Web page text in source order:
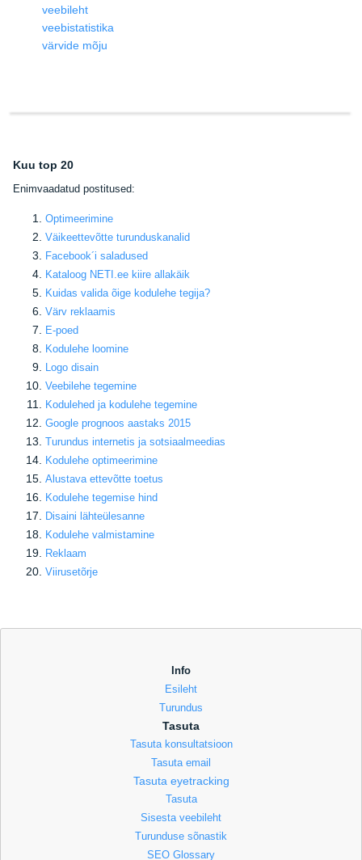
veebileht
veebistatistika
värvide mõju
Kuu top 20
Enimvaadatud postitused:
Optimeerimine
Väikeettevõtte turunduskanalid
Facebook´i saladused
Kataloog NETI.ee kiire allakäik
Kuidas valida õige kodulehe tegija?
Värv reklaamis
E-poed
Kodulehe loomine
Logo disain
Veebilehe tegemine
Kodulehed ja kodulehe tegemine
Google prognoos aastaks 2015
Turundus internetis ja sotsiaalmeedias
Kodulehe optimeerimine
Alustava ettevõtte toetus
Kodulehe tegemise hind
Disaini lähteülesanne
Kodulehe valmistamine
Reklaam
Viirusetõrje
Info
Esileht
Turundus
Tasuta
Tasuta konsultatsioon
Tasuta email
Tasuta eyetracking
Tasuta
Sisesta veebileht
Turunduse sõnastik
SEO Glossary